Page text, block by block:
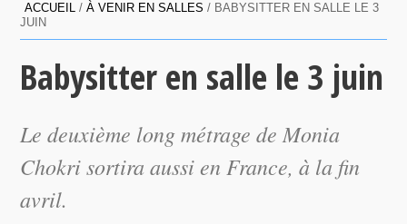
ACCUEIL /À VENIR EN SALLES / BABYSITTER EN SALLE LE 3
JUIN
Babysitter en salle le 3 juin
Le deuxième long métrage de Monia
Chokri sortira aussi en France, à la fin
avril.